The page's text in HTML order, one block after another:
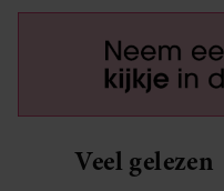
Veel gelezen